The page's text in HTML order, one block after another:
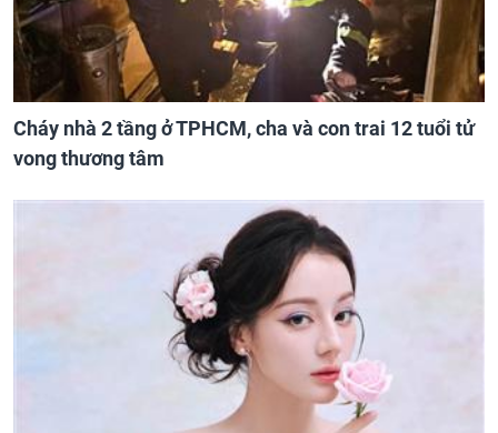
Cháy nhà 2 tầng ở TPHCM, cha và con trai 12 tuổi tử
vong thương tâm